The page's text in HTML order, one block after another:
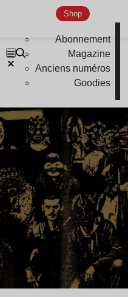
Shop
Abonnement
Magazine
Anciens numéros
Goodies